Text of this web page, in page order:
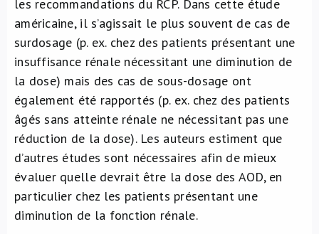
les recommandations du RCP. Dans cette étude
américaine, il s’agissait le plus souvent de cas de
surdosage (p. ex. chez des patients présentant une
insuffisance rénale nécessitant une diminution de
la dose) mais des cas de sous-dosage ont
également été rapportés (p. ex. chez des patients
âgés sans atteinte rénale ne nécessitant pas une
réduction de la dose). Les auteurs estiment que
d’autres études sont nécessaires afin de mieux
évaluer quelle devrait être la dose des AOD, en
particulier chez les patients présentant une
diminution de la fonction rénale.